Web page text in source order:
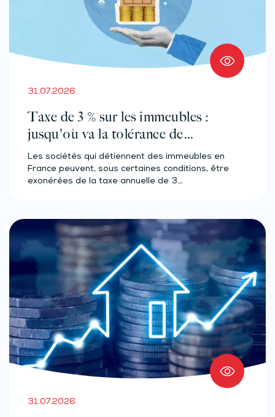
31.07.2026
Taxe de 3 % sur les immeubles :
jusqu'où va la tolérance de
l'administration ?
Les sociétés qui détiennent des immeubles en
France peuvent, sous certaines conditions, être
exonérées de la taxe annuelle de 3…
31.07.2026